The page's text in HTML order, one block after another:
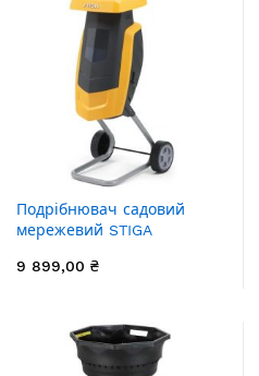
Подрібнювач садовий
мережевий STIGA
40мм 50л ніж 11.3кг
9 899,00 ₴